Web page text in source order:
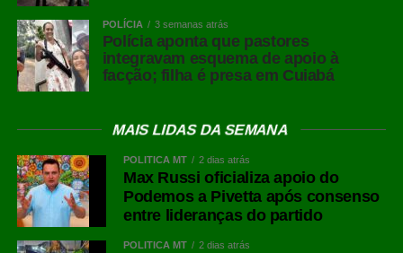
POLÍCIA 3 semanas atrás
Polícia aponta que pastores
integravam esquema de apoio à
facção; filha é presa em Cuiabá
MAIS LIDAS DA SEMANA
POLÍTICA MT 2 dias atrás
Max Russi oficializa apoio do
Podemos a Pivetta após consenso
entre lideranças do partido
POLÍTICA MT 2 dias atrás